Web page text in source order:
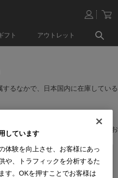
フト アウトレット
するなかで、日本国内に在庫している
ができます。
すので、最新の在庫状況についてはお
しています
体験を向上させ、お客様にあっ
や、トラフィックを分析するた
す。OKを押すことでお客様は